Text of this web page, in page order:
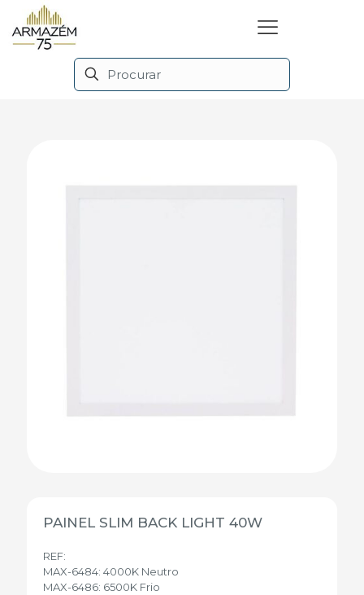
PAINEL SLIM BACK LIGHT 40W
REF:
MAX-6484: 4000K Neutro
MAX-6486: 6500K Frio